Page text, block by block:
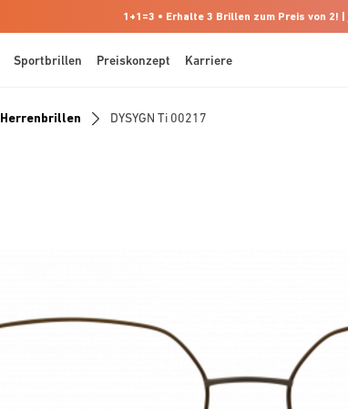
1+1=3 • Erhalte 3 Brillen zum Preis von 2! |
Sportbrillen Preiskonzept Karriere
Herrenbrillen DYSYGN Ti 00217